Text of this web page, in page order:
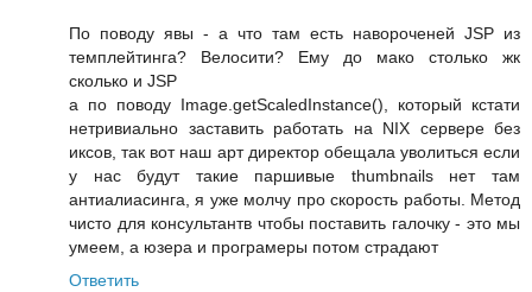
По поводу явы - а что там есть навороченей JSP из
темплейтинга? Велосити? Ему до мако столько жк
сколько и JSP
а по поводу Image.getScaledInstance(), который кстати
нетривиально заставить работать на NIX сервере без
иксов, так вот наш арт директор обещала уволиться если
у нас будут такие паршивые thumbnails нет там
антиалиасинга, я уже молчу про скорость работы. Метод
чисто для консультантв чтобы поставить галочку - это мы
умеем, а юзера и програмеры потом страдают
Ответить